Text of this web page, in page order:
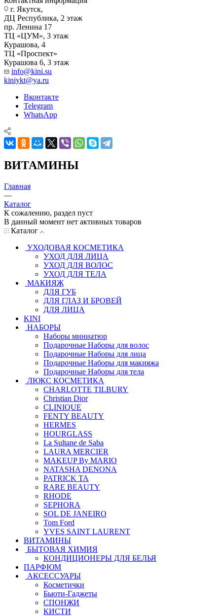
г. Якутск, ​‌
ДЦ Республика, 2 этаж
‌‌пр. Ленина 17
‌ТЦ «ЦУМ», 3 этаж
‌Курашова, 4
ТЦ «Проспект»
Курашова 6, 3 этаж
info@kini.su
kiniykt@ya.ru
Вконтакте
Telegram
WhatsApp
ВИТАМИНЫ
Главная
—
Каталог
К сожалению, раздел пуст
В данный момент нет активных товаров
Каталог
УХОДОВАЯ КОСМЕТИКА
УХОД ДЛЯ ЛИЦА
УХОД ДЛЯ ВОЛОС
УХОД ДЛЯ ТЕЛА
МАКИЯЖ
ДЛЯ ГУБ
ДЛЯ ГЛАЗ И БРОВЕЙ
ДЛЯ ЛИЦА
KINI
НАБОРЫ
Наборы миниатюр
Подарочные Наборы для волос
Подарочные Наборы для лица
Подарочные Наборы для макияжа
Подарочные Наборы для тела
ЛЮКС КОСМЕТИКА
CHARLOTTE TILBURY
Christian Dior
CLINIQUE
FENTY BEAUTY
HERMES
HOURGLASS
La Sultane de Saba
LAURA MERCIER
MAKEUP By MARIO
NATASHA DENONA
PATRICK TA
RARE BEAUTY
RHODE
SEPHORA
SOL DE JANEIRO
Tom Ford
YVES SAINT LAURENT
ВИТАМИНЫ
БЫТОВАЯ ХИМИЯ
КОНДИЦИОНЕРЫ ДЛЯ БЕЛЬЯ
ПАРФЮМ
АКСЕССУАРЫ
Косметички
Бьюти-Гаджеты
СПОНЖИ
КИСТИ